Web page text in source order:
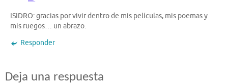
ISIDRO: gracias por vivir dentro de mis películas, mis poemas y
mis ruegos… un abrazo.
Responder
Deja una respuesta